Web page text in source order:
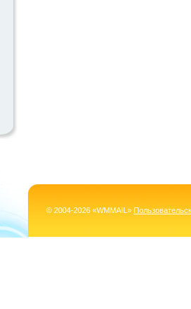
© 2004-2026 «WMMAIL»